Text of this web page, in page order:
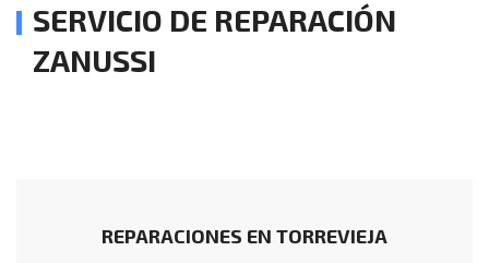
SERVICIO DE REPARACIÓN
ZANUSSI
REPARACIONES EN TORREVIEJA